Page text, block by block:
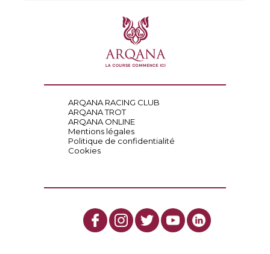
ARQANA RACING CLUB
ARQANA TROT
ARQANA ONLINE
Mentions légales
Politique de confidentialité
Cookies